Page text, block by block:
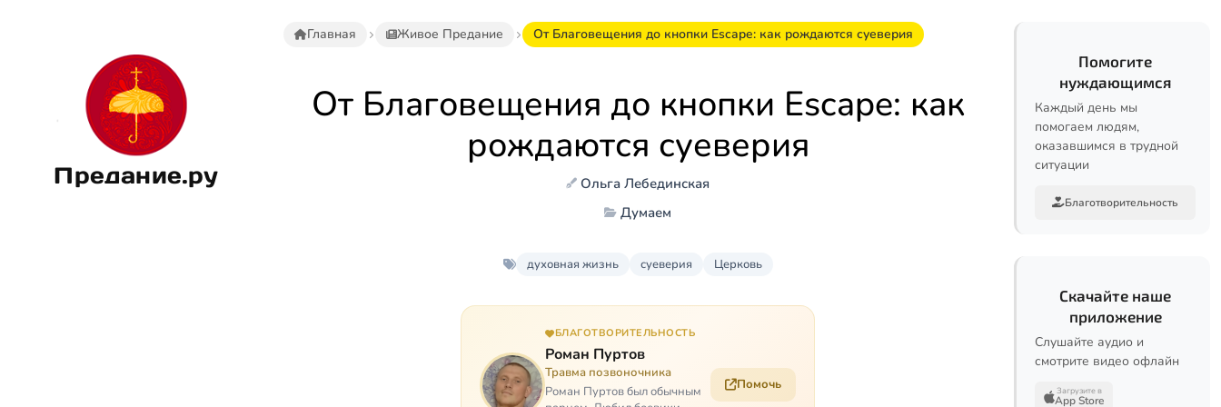
Предание.ру
Главная Живое Предание От Благовещения до кнопки Escape: как рождаются суеверия
От Благовещения до кнопки Escape: как
рождаются суеверия
Ольга Лебединская
Думаем
духовная жизнь суеверия Церковь
БЛАГОТВОРИТЕЛЬНОСТЬ
Роман Пуртов
Травма позвоночника
Роман Пуртов был обычным
Помочь
Помогите
нуждающимся
Каждый день мы
помогаем людям,
оказавшимся в трудной
ситуации
Благотворительность
Скачайте наше
приложение
Слушайте аудио и
смотрите видео офлайн
Загрузите в
App Store